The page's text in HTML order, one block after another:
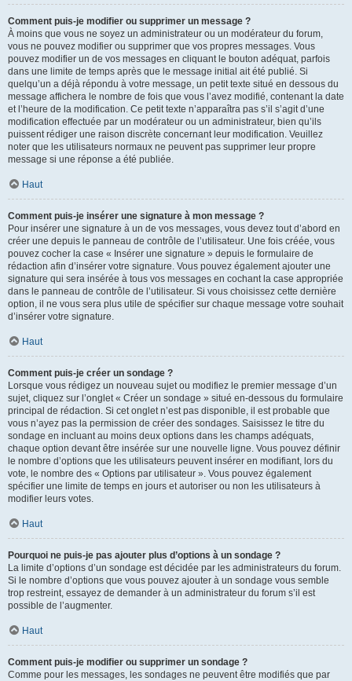
Comment puis-je modifier ou supprimer un message ?
À moins que vous ne soyez un administrateur ou un modérateur du forum,
vous ne pouvez modifier ou supprimer que vos propres messages. Vous
pouvez modifier un de vos messages en cliquant le bouton adéquat, parfois
dans une limite de temps après que le message initial ait été publié. Si
quelqu’un a déjà répondu à votre message, un petit texte situé en dessous du
message affichera le nombre de fois que vous l’avez modifié, contenant la date
et l’heure de la modification. Ce petit texte n’apparaîtra pas s’il s’agit d’une
modification effectuée par un modérateur ou un administrateur, bien qu’ils
puissent rédiger une raison discrète concernant leur modification. Veuillez
noter que les utilisateurs normaux ne peuvent pas supprimer leur propre
message si une réponse a été publiée.
Haut
Comment puis-je insérer une signature à mon message ?
Pour insérer une signature à un de vos messages, vous devez tout d’abord en
créer une depuis le panneau de contrôle de l’utilisateur. Une fois créée, vous
pouvez cocher la case « Insérer une signature » depuis le formulaire de
rédaction afin d’insérer votre signature. Vous pouvez également ajouter une
signature qui sera insérée à tous vos messages en cochant la case appropriée
dans le panneau de contrôle de l’utilisateur. Si vous choisissez cette dernière
option, il ne vous sera plus utile de spécifier sur chaque message votre souhait
d’insérer votre signature.
Haut
Comment puis-je créer un sondage ?
Lorsque vous rédigez un nouveau sujet ou modifiez le premier message d’un
sujet, cliquez sur l’onglet « Créer un sondage » situé en-dessous du formulaire
principal de rédaction. Si cet onglet n’est pas disponible, il est probable que
vous n’ayez pas la permission de créer des sondages. Saisissez le titre du
sondage en incluant au moins deux options dans les champs adéquats,
chaque option devant être insérée sur une nouvelle ligne. Vous pouvez définir
le nombre d’options que les utilisateurs peuvent insérer en modifiant, lors du
vote, le nombre des « Options par utilisateur ». Vous pouvez également
spécifier une limite de temps en jours et autoriser ou non les utilisateurs à
modifier leurs votes.
Haut
Pourquoi ne puis-je pas ajouter plus d’options à un sondage ?
La limite d’options d’un sondage est décidée par les administrateurs du forum.
Si le nombre d’options que vous pouvez ajouter à un sondage vous semble
trop restreint, essayez de demander à un administrateur du forum s’il est
possible de l’augmenter.
Haut
Comment puis-je modifier ou supprimer un sondage ?
Comme pour les messages, les sondages ne peuvent être modifiés que par